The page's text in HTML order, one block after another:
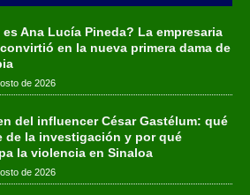
es Ana Lucía Pineda? La empresaria
en la nueva primera dama de
de 2026
del influencer César Gastélum: qué
de la investigación y por qué
la violencia en Sinaloa
de 2026